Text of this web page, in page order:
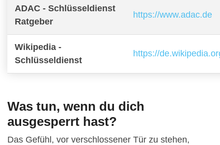
ADAC - Schlüsseldienst
Ratgeber
https://www.adac.de
Wikipedia -
Schlüsseldienst
https://
Was tun, wenn du dich
ausgesperrt hast?
Das Gefühl, vor verschlossener Tür zu stehen,